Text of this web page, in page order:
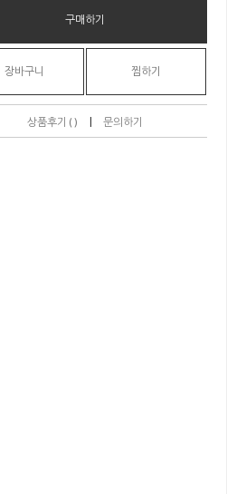
구매하기
장바구니 찜하기
상품후기 ( ) | 문의하기